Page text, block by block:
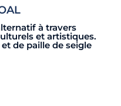
à travers
et artistiques.
de paille de seigle